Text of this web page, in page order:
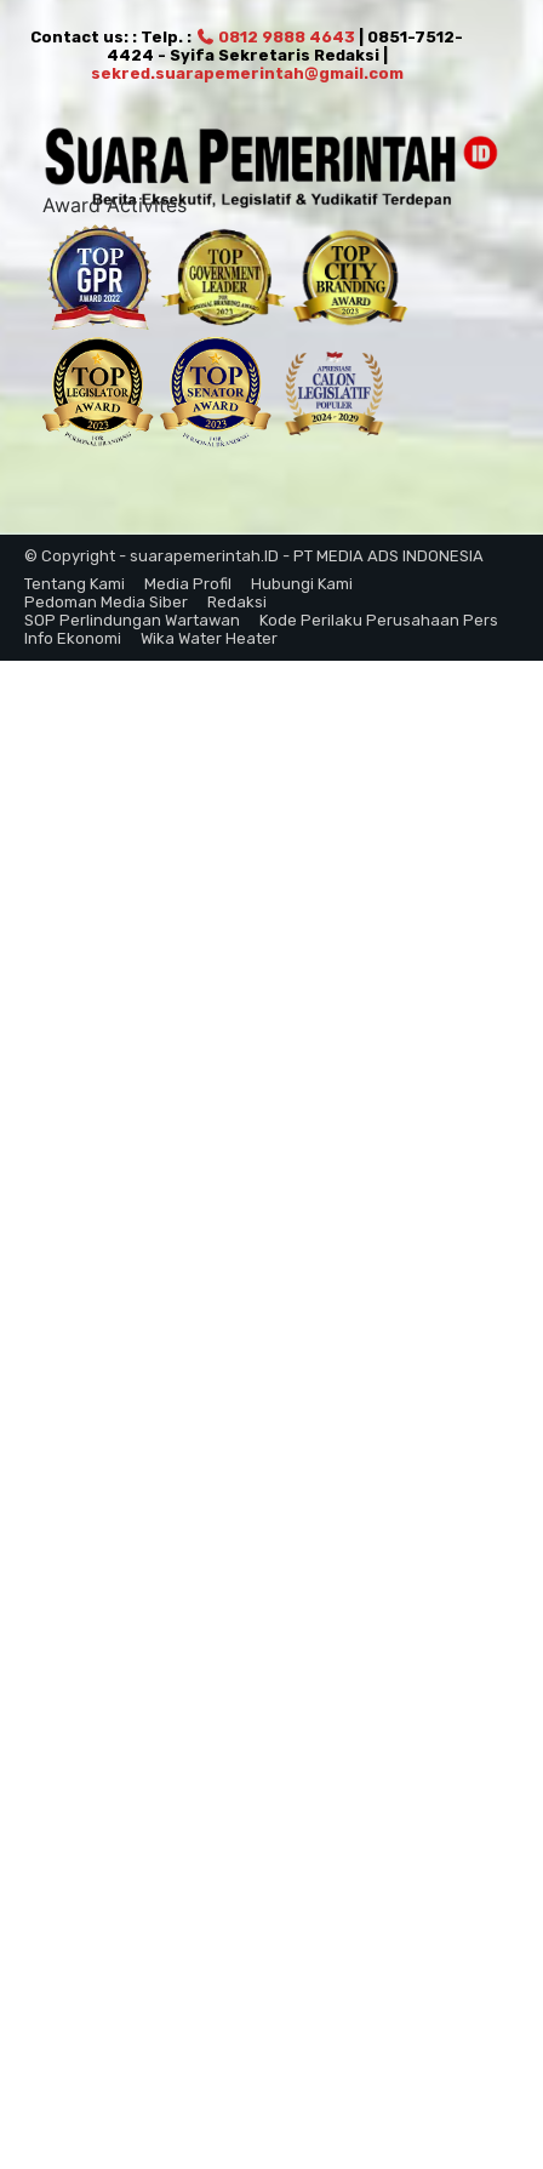
Contact us: : Telp. : 0812 9888 4643 | 0851-7512-
4424 - Syifa Sekretaris Redaksi |
sekred.suarapemerintah@gmail.com
Award Activites
© Copyright - suarapemerintah.ID - PT MEDIA ADS INDONESIA
Tentang Kami
Media Profil
Hubungi Kami
Pedoman Media Siber
Redaksi
SOP Perlindungan Wartawan
Kode Perilaku Perusahaan Pers
Info Ekonomi
Wika Water Heater